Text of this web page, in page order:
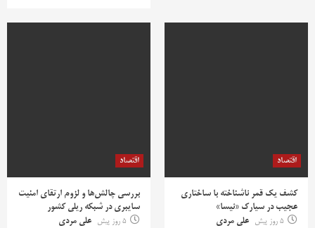
اقتصاد
کشف یک قمر ناشناخته با ساختاری
عجیب در سیارک «نیسا»
5 روز پیش
علی مردی
اقتصاد
بررسی چالش‌ها و لزوم ارتقای امنیت
سایبری در شبکه ریلی کشور
5 روز پیش
علی مردی